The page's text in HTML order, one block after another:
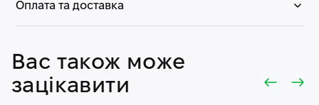
Оплата та доставка
Вас також може
зацікавити